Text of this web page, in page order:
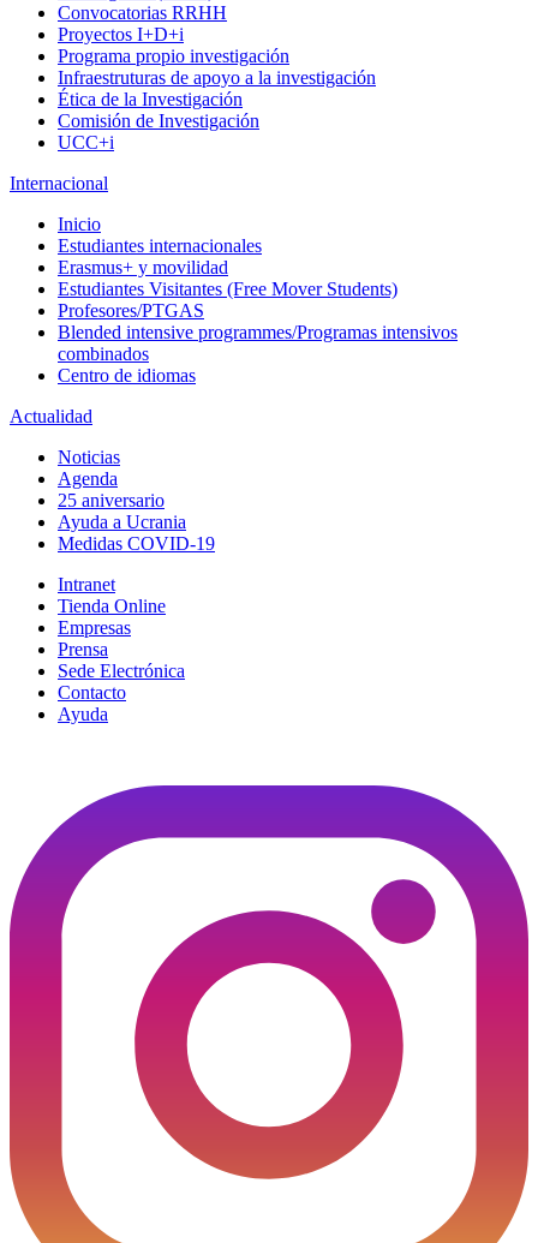
Convocatorias RRHH
Proyectos I+D+i
Programa propio investigación
Infraestruturas de apoyo a la investigación
Ética de la Investigación
Comisión de Investigación
UCC+i
Internacional
Inicio
Estudiantes internacionales
Erasmus+ y movilidad
Estudiantes Visitantes (Free Mover Students)
Profesores/PTGAS
Blended intensive programmes/Programas intensivos
combinados
Centro de idiomas
Actualidad
Noticias
Agenda
25 aniversario
Ayuda a Ucrania
Medidas COVID-19
Intranet
Tienda Online
Empresas
Prensa
Sede Electrónica
Contacto
Ayuda